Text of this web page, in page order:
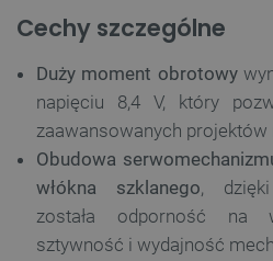
Cechy szczególne
Duży moment obrotowy
napięciu 8,4 V, który
zaawansowanych
Obudowa
włókna szklanego,
została odporność na
sztywność i wydajność